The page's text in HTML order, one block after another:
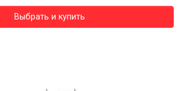
Выбрать и купить